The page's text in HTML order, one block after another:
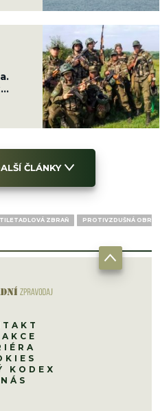
ČLÁNKY
ZBRAŇ PROTIVZDUŠNÁ
KODEX